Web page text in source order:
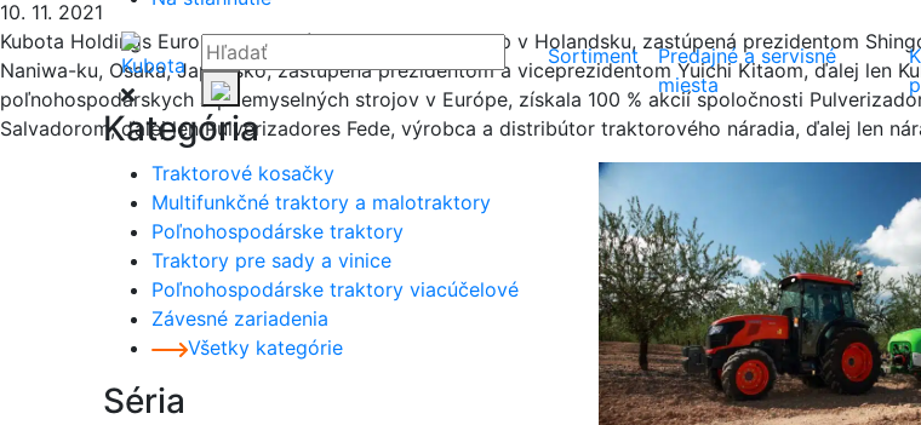
Hľadať:
Hľadať
Sortiment
Predajné a servisné
miesta
Kategória
Traktorové kosačky
Multifunkčné traktory a malotraktory
Poľnohospodárske traktory
Traktory pre sady a vinice
Poľnohospodárske traktory viacúčelové
Závesné zariadenia
Všetky kategórie
Séria
10. 11. 2021
Kubota Holdings Europe B.V. so sídlom v Nieuw-Vennep v Holandsku, zastúpená prezidentom
Naniwa-ku, Osaka, Japonsko, zastúpená prezidentom a viceprezidentom Yuichi Kitaom, ďalej len
poľnohospodárskych a priemyselných strojov v Európe, získala 100 % akcií spoločnosti
Salvadorom, ďalej len Pulverizadores Fede, výrobca a distribútor traktorového náradia, ďalej len